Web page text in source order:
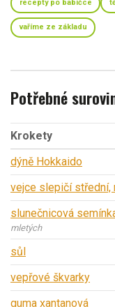
recepty po babičce
vaříme ze základu
Potřebné
Krokety
dýně Hokkaido
vejce slepičí střední,
slunečnicová
mletých
sůl
vepřové škvarky
guma xantanová